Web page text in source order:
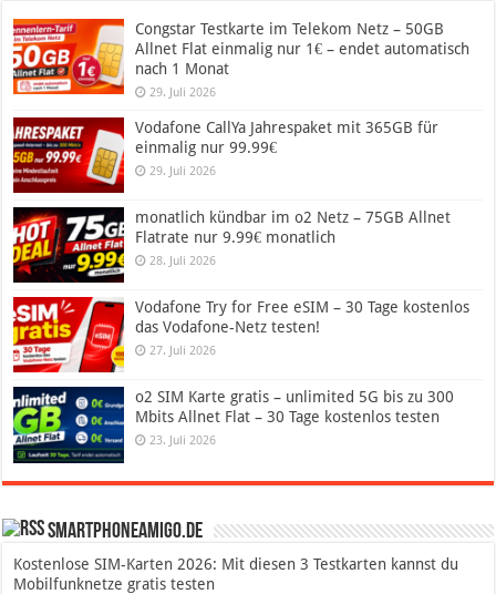
Congstar Testkarte im Telekom Netz – 50GB
Allnet Flat einmalig nur 1€ – endet automatisch
nach 1 Monat
29. Juli 2026
Vodafone CallYa Jahrespaket mit 365GB für
einmalig nur 99.99€
29. Juli 2026
monatlich kündbar im o2 Netz – 75GB Allnet
Flatrate nur 9.99€ monatlich
28. Juli 2026
Vodafone Try for Free eSIM – 30 Tage kostenlos
das Vodafone-Netz testen!
27. Juli 2026
o2 SIM Karte gratis – unlimited 5G bis zu 300
Mbits Allnet Flat – 30 Tage kostenlos testen
23. Juli 2026
SmartphoneAmigo.de
Kostenlose SIM-Karten 2026: Mit diesen 3 Testkarten kannst du
Mobilfunknetze gratis testen